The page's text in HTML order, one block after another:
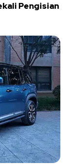
Pengisian